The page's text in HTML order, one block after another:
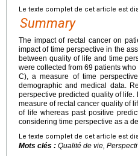
Le texte complet de cet article est
Summary
The impact of rectal cancer on
impact of time perspective in the
between quality of life and time
were collected from 69 patients
C), a measure of time
demographic and medical data.
perspective predicted quality of
measure of rectal cancer quality of
of life whereas past positive
considering time perspective as a
Le texte complet de cet article est
Mots clés : Qualité de vie,